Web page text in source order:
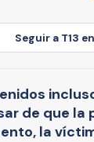
Seguir a T13 en
de que la
la